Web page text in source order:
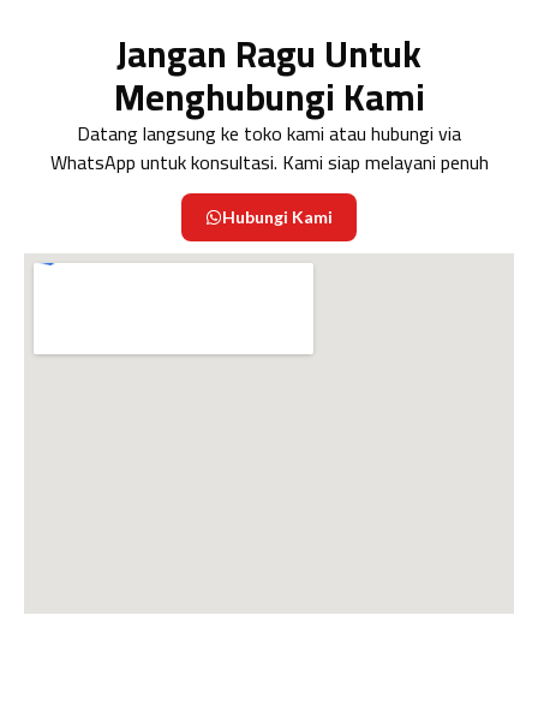
Jangan Ragu Untuk
Menghubungi Kami
Datang langsung ke toko kami atau hubungi via
WhatsApp untuk konsultasi. Kami siap melayani penuh
Hubungi Kami